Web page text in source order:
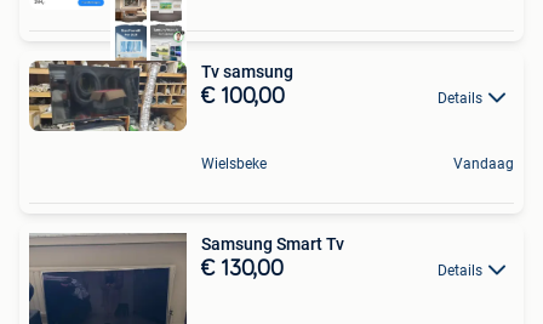
Tv samsung
€ 100,00 Details
Wielsbeke Vandaag
Samsung Smart Tv
€ 130,00 Details